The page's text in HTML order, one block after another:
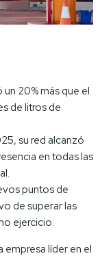
20% más que el
de litros de
su red alcanzó
en todas las
puntos de
de superar las
ejercicio.
empresa líder en el